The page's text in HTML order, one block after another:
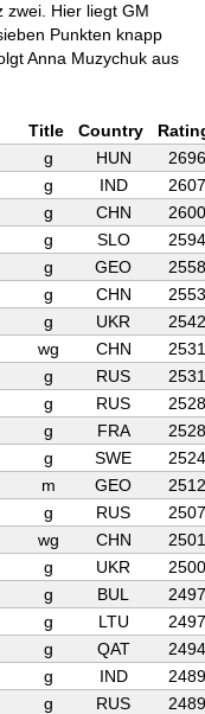
zwei. Hier liegt GM
Punkten knapp
Anna Muzychuk aus
Title Country
g HUN
2696
g IND
2607
g CHN
2600
g SLO
2594
g GEO
2558
g CHN
2553
g UKR
2542
wg CHN
2531
g RUS
2531
g RUS
2528
g FRA
2528
g SWE
2524
m GEO
2512
g RUS
2507
wg CHN
2501
g UKR
2500
g BUL
2497
g LTU
2497
g QAT
2494
g IND
2489
g RUS
2489